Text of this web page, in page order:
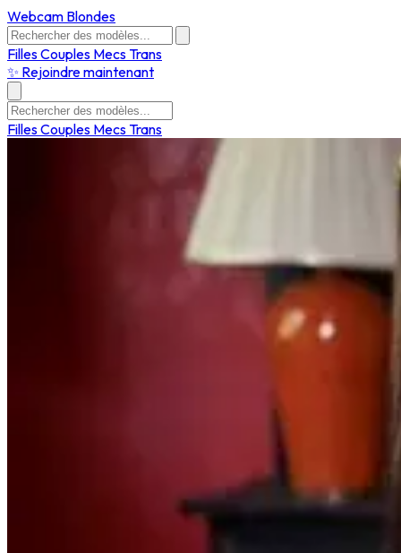
Webcam Blondes
FillesCouples MecsTrans
✨ Rejoindre maintenant
FillesCouples MecsTrans